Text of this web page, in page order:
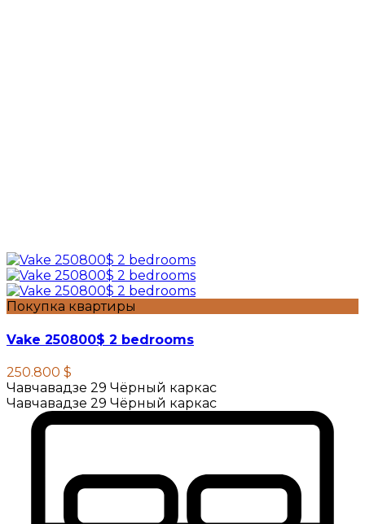
Покупка квартиры
Vake 250800$ 2 bedrooms
250.800 $
Чавчавадзе 29 Чёрный каркас
Чавчавадзе 29 Чёрный каркас